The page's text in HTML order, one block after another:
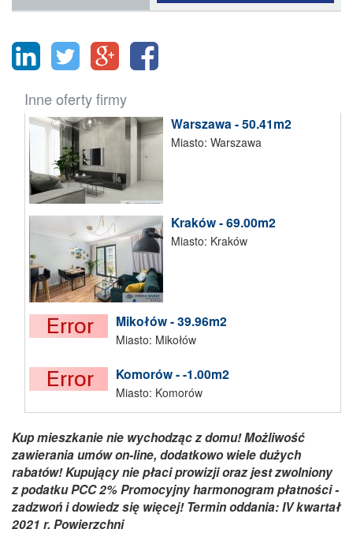
Inne oferty firmy
Warszawa - 50.41m2
Miasto: Warszawa
Kraków - 69.00m2
Miasto: Kraków
Mikołów - 39.96m2
Miasto: Mikołów
Komorów - -1.00m2
Miasto: Komorów
Kup mieszkanie nie wychodząc z domu! Możliwość
zawierania umów on-line, dodatkowo wiele dużych
rabatów! Kupujący nie płaci prowizji oraz jest zwolniony
z podatku PCC 2% Promocyjny harmonogram płatności -
zadzwoń i dowiedz się więcej! Termin oddania: IV kwartał
2021 r. Powierzchni